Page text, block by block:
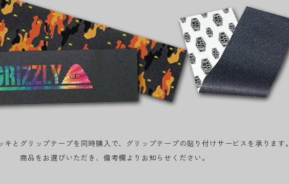
キとグリップテープを同時購入で、グリップテープの貼り付けサービスを承ります。
商品をお選びいただき、備考欄よりお知らせください。